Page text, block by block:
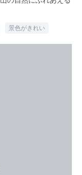
景色がきれい